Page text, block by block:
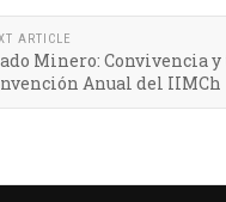
ARTICLE
Minero: Convivencia
Anual del IIMCh